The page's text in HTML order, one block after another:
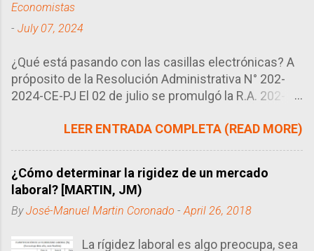
Economistas
- July 07, 2024
¿Qué está pasando con las casillas electrónicas? A
próposito de la Resolución Administrativa N° 202-
2024-CE-PJ El 02 de julio se promulgó la R.A. 202-
Judicial, órgano encargado de regular la manera en
que se llevan los procesos en el Perú, en este caso
como se sabe, las casillas electrónicas son como
correos electrónicos que utilizan los abogados
como buzón (domicilio procesal electrónico) para
procesos. Este sistema ha sustuido en gran medida
LEER ENTRADA COMPLETA (READ MORE)
¿Cómo determinar la rigidez de un mercado
laboral? [MARTIN, JM)
ByJosé-Manuel Martin Coronado -April 26, 2018
La rígidez laboral es algo preocupa, sea